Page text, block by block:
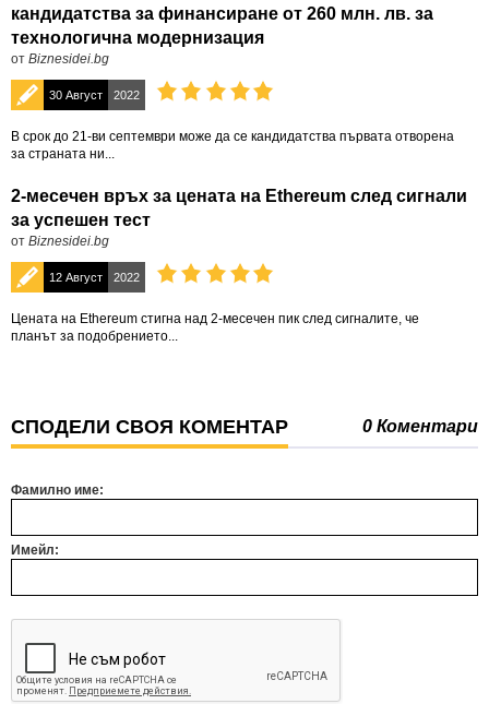
кандидатства за финансиране от 260 млн. лв. за
технологична модернизация
от Biznesidei.bg
30 Август 2022
В срок до 21-ви септември може да се кандидатства първата отворена
за страната ни...
2-месечен връх за цената на Ethereum след сигнали
за успешен тест
от Biznesidei.bg
12 Август 2022
Цената на Ethereum стигна над 2-месечен пик след сигналите, че
планът за подобрението...
СПОДЕЛИ СВОЯ КОМЕНТАР 0 Коментари
Фамилно име:
Имейл: